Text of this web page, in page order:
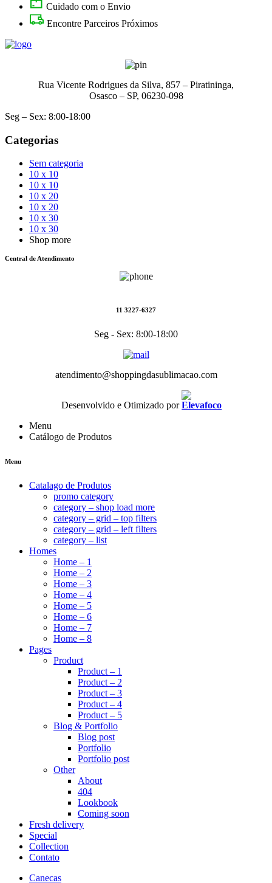
Cuidado com o Envio
Encontre Parceiros Próximos
Rua Vicente Rodrigues da Silva, 857 – Piratininga,
Osasco – SP, 06230-098
Seg – Sex: 8:00-18:00
Categorias
Sem categoria
10 x 10
10 x 10
10 x 20
10 x 20
10 x 30
10 x 30
Shop more
Central de Atendimento
11 3227-6327
Seg - Sex: 8:00-18:00
atendimento@shoppingdasublimacao.com
Desenvolvido e Otimizado por
Menu
Catálogo de Produtos
Menu
Catalago de Produtos
promo category
category – shop load more
category – grid – top filters
category – grid – left filters
category – list
Homes
Home – 1
Home – 2
Home – 3
Home – 4
Home – 5
Home – 6
Home – 7
Home – 8
Pages
Product
Product – 1
Product – 2
Product – 3
Product – 4
Product – 5
Blog & Portfolio
Blog post
Portfolio
Portfolio post
Other
About
404
Lookbook
Coming soon
Fresh delivery
Special
Collection
Contato
Canecas